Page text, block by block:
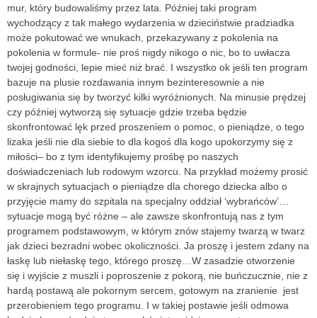
mur, który budowaliśmy przez lata. Później taki program
wychodzący z tak małego wydarzenia w dzieciństwie pradziadka
może pokutować we wnukach, przekazywany z pokolenia na
pokolenia w formule- nie proś nigdy nikogo o nic, bo to uwłacza
twojej godności, lepie mieć niż brać. I wszystko ok jeśli ten program
bazuje na plusie rozdawania innym bezinteresownie a nie
posługiwania się by tworzyć kilki wyróżnionych. Na minusie prędzej
czy później wytworzą się sytuacje gdzie trzeba będzie
skonfrontować lęk przed proszeniem o pomoc, o pieniądze, o tego
lizaka jeśli nie dla siebie to dla kogoś dla kogo upokorzymy się z
miłości– bo z tym identyfikujemy prośbę po naszych
doświadczeniach lub rodowym wzorcu. Na przykład możemy prosić
w skrajnych sytuacjach o pieniądze dla chorego dziecka albo o
przyjęcie mamy do szpitala na specjalny oddział ‘wybrańców’…
sytuacje mogą być różne – ale zawsze skonfrontują nas z tym
programem podstawowym, w którym znów stajemy twarzą w twarz
jak dzieci bezradni wobec okoliczności. Ja proszę i jestem zdany na
łaskę lub niełaskę tego, którego proszę…W zasadzie otworzenie
się i wyjście z muszli i poproszenie z pokorą, nie buńczucznie, nie z
hardą postawą ale pokornym sercem, gotowym na zranienie jest
przerobieniem tego programu. I w takiej postawie jeśli odmowa